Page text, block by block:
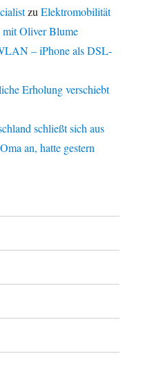
zuElektromobilität
mit Oliver Blume
– iPhone als DSL-
Erholung verschiebt
schließt sich aus
an, hatte gestern